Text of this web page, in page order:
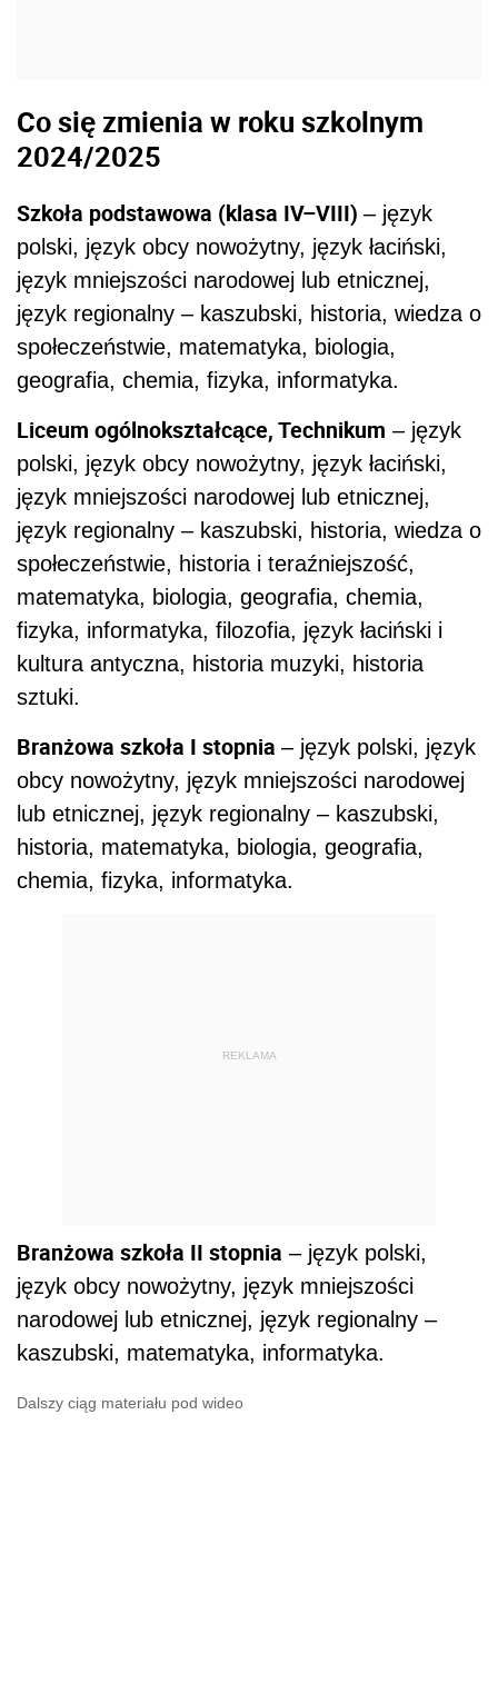
Co się zmienia w roku szkolnym
2024/2025
Szkoła podstawowa (klasa IV–VIII) – język
polski, język obcy nowożytny, język łaciński,
język mniejszości narodowej lub etnicznej,
język regionalny – kaszubski, historia, wiedza o
społeczeństwie, matematyka, biologia,
geografia, chemia, fizyka, informatyka.
Liceum ogólnokształcące, Technikum – język
polski, język obcy nowożytny, język łaciński,
język mniejszości narodowej lub etnicznej,
język regionalny – kaszubski, historia, wiedza o
społeczeństwie, historia i teraźniejszość,
matematyka, biologia, geografia, chemia,
fizyka, informatyka, filozofia, język łaciński i
kultura antyczna, historia muzyki, historia
sztuki.
Branżowa szkoła I stopnia – język polski, język
obcy nowożytny, język mniejszości narodowej
lub etnicznej, język regionalny – kaszubski,
historia, matematyka, biologia, geografia,
chemia, fizyka, informatyka.
REKLAMA
Branżowa szkoła II stopnia – język polski,
język obcy nowożytny, język mniejszości
narodowej lub etnicznej, język regionalny –
kaszubski, matematyka, informatyka.
Dalszy ciąg materiału pod wideo